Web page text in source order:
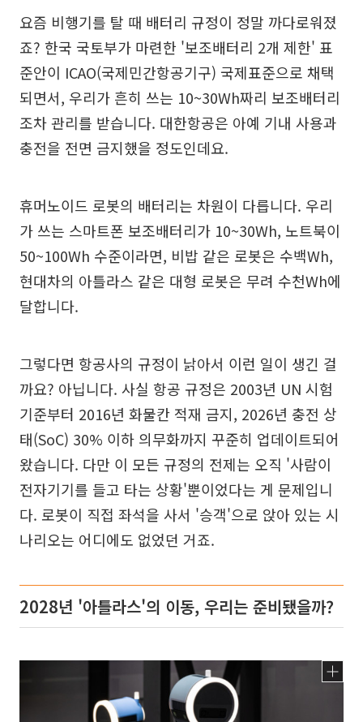
요즘 비행기를 탈 때 배터리 규정이 정말 까다로워졌
죠? 한국 국토부가 마련한 '보조배터리 2개 제한' 표
준안이 ICAO(국제민간항공기구) 국제표준으로 채택
되면서, 우리가 흔히 쓰는 10~30Wh짜리 보조배터리
조차 관리를 받습니다. 대한항공은 아예 기내 사용과
충전을 전면 금지했을 정도인데요.
휴머노이드 로봇의 배터리는 차원이 다릅니다. 우리
가 쓰는 스마트폰 보조배터리가 10~30Wh, 노트북이
50~100Wh 수준이라면, 비밥 같은 로봇은 수백Wh,
현대차의 아틀라스 같은 대형 로봇은 무려 수천Wh에
달합니다.
그렇다면 항공사의 규정이 낡아서 이런 일이 생긴 걸
까요? 아닙니다. 사실 항공 규정은 2003년 UN 시험
기준부터 2016년 화물칸 적재 금지, 2026년 충전 상
태(SoC) 30% 이하 의무화까지 꾸준히 업데이트되어
왔습니다. 다만 이 모든 규정의 전제는 오직 '사람이
전자기기를 들고 타는 상황'뿐이었다는 게 문제입니
다. 로봇이 직접 좌석을 사서 '승객'으로 앉아 있는 시
나리오는 어디에도 없었던 거죠.
2028년 '아틀라스'의 이동, 우리는 준비됐을까?